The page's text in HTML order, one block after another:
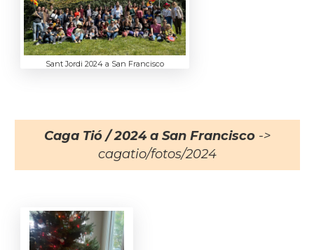
Sant Jordi 2024 a San Francisco
Caga Tió / 2024 a San Francisco->
cagatio/fotos/2024